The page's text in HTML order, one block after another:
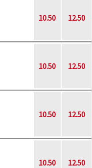
10.50 12.50
10.50 12.50
10.50 12.50
10.50 12.50